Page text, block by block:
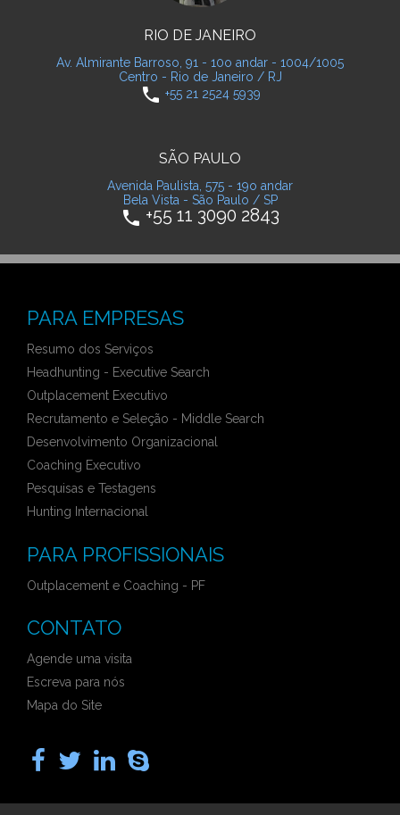
RIO DE JANEIRO
Av. Almirante Barroso, 91 - 10o andar - 1004/1005
Centro - Rio de Janeiro / RJ
phone +55 21 2524 5939
SÃO PAULO
Avenida Paulista, 575 - 19o andar
Bela Vista - São Paulo / SP
phone +55 11 3090 2843
PARA EMPRESAS
Resumo dos Serviços
Headhunting - Executive Search
Outplacement Executivo
Recrutamento e Seleção - Middle Search
Desenvolvimento Organizacional
Coaching Executivo
Pesquisas e Testagens
Hunting Internacional
PARA PROFISSIONAIS
Outplacement e Coaching - PF
CONTATO
Agende uma visita
Escreva para nós
Mapa do Site